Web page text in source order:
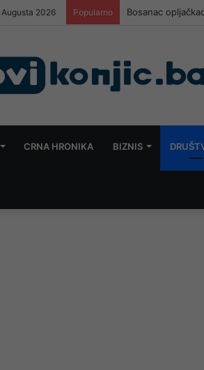
Augusta 2026 Popularno Bosanac
CRNA HRONIKA BIZNIS